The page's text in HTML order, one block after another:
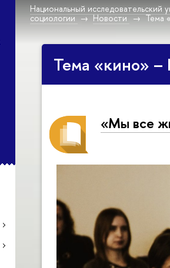
Национальный исследовательский
социологии
Новости Тема
Тема «кино» –
«Мы все